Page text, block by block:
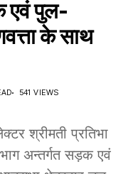
पुल-
के साथ
541 VIEWS
श्रीमती प्रतिभा
अन्तर्गत सड़क एवं